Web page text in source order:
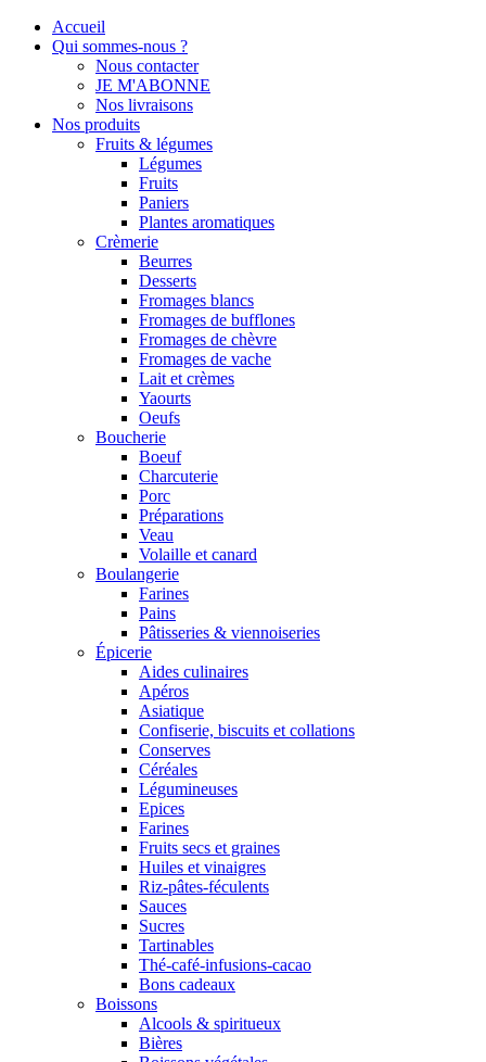
Accueil
Qui sommes-nous ?
Nous contacter
JE M'ABONNE
Nos livraisons
Nos produits
Fruits & légumes
Légumes
Fruits
Paniers
Plantes aromatiques
Crèmerie
Beurres
Desserts
Fromages blancs
Fromages de bufflones
Fromages de chèvre
Fromages de vache
Lait et crèmes
Yaourts
Oeufs
Boucherie
Boeuf
Charcuterie
Porc
Préparations
Veau
Volaille et canard
Boulangerie
Farines
Pains
Pâtisseries & viennoiseries
Épicerie
Aides culinaires
Apéros
Asiatique
Confiserie, biscuits et collations
Conserves
Céréales
Légumineuses
Epices
Farines
Fruits secs et graines
Huiles et vinaigres
Riz-pâtes-féculents
Sauces
Sucres
Tartinables
Thé-café-infusions-cacao
Bons cadeaux
Boissons
Alcools & spiritueux
Bières